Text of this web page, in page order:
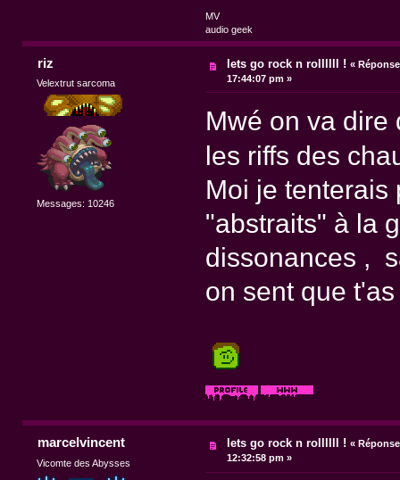
MV
audio geek
riz
Velextrut sarcoma
Messages: 10246
lets go rock n rollllll ! «
17:44:07 pm »
Mwé on va dire
les riffs des
Moi je
"abstraits" à la
dissonances ,
on sent que
marcelvincent
Vicomte des Abysses
lets go rock n rollllll ! «
12:32:58 pm »